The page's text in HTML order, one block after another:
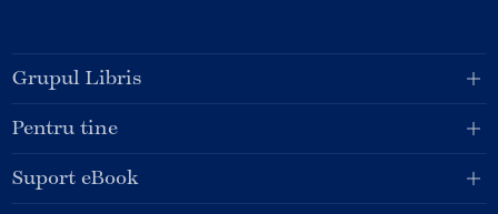
Grupul Libris
Pentru tine
Suport eBook